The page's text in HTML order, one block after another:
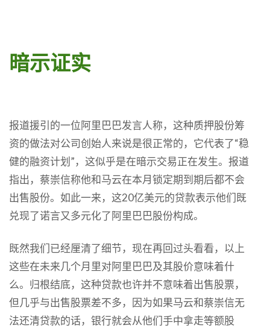
暗示证实
报道援引的一位阿里巴巴发言人称，这种质押股份筹
资的做法对公司创始人来说是很正常的，它代表了“稳
健的融资计划”，这似乎是在暗示交易正在发生。报道
指出，蔡崇信称他和马云在本月锁定期到期后都不会
出售股份。如此一来，这20亿美元的贷款表示他们既
兑现了诺言又多元化了阿里巴巴股份构成。
既然我们已经厘清了细节，现在再回过头看看，以上
这些在未来几个月里对阿里巴巴及其股价意味着什
么。归根结底，这种贷款也许并不意味着出售股票，
但几乎与出售股票差不多，因为如果马云和蔡崇信无
法还清贷款的话，银行就会从他们手中拿走等额股